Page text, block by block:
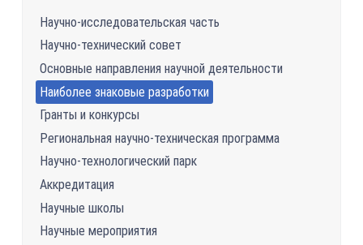
Научно-исследовательская часть
Научно-технический совет
Основные направления научной деятельности
Наиболее знаковые разработки
Гранты и конкурсы
Региональная научно-техническая программа
Научно-технологический парк
Аккредитация
Научные школы
Научные мероприятия